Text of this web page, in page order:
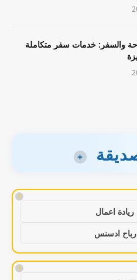
والسفر: خدمات سفر متكاملة
+
!
ريادة اعمال
ادسنس
!